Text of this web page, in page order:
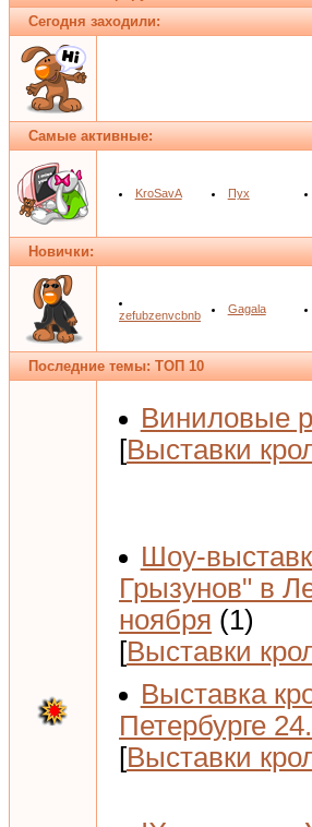
Сегодня заходили:
Самые активные:
KroSavA Пух
Новички:
zefubzenvcbnb Gagala
Последние темы: ТОП 10
Виниловые
[Выставки
Шоу-
Грызунов" в
ноября (1)
[Выставки
Выставка
Петербурге
[Выставки